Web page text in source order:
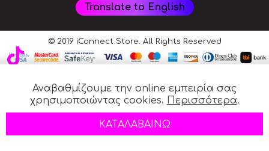
Translate to English
© 2019 iConnect Store. All Rights Reserved
Αναβαθμίζουμε την online εμπειρία σας
χρησιμοποιώντας cookies. Περισσότερα.
ΚΑΤΑΛΑΒΑΙΝΩ